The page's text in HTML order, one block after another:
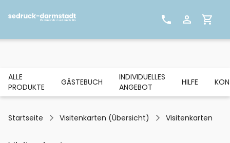
ALLE
PRODUKTE
GÄSTEBUCH
INDIVIDUELLES
ANGEBOT
HILFE
Startseite Visitenkarten (Übersicht) Visitenkarten